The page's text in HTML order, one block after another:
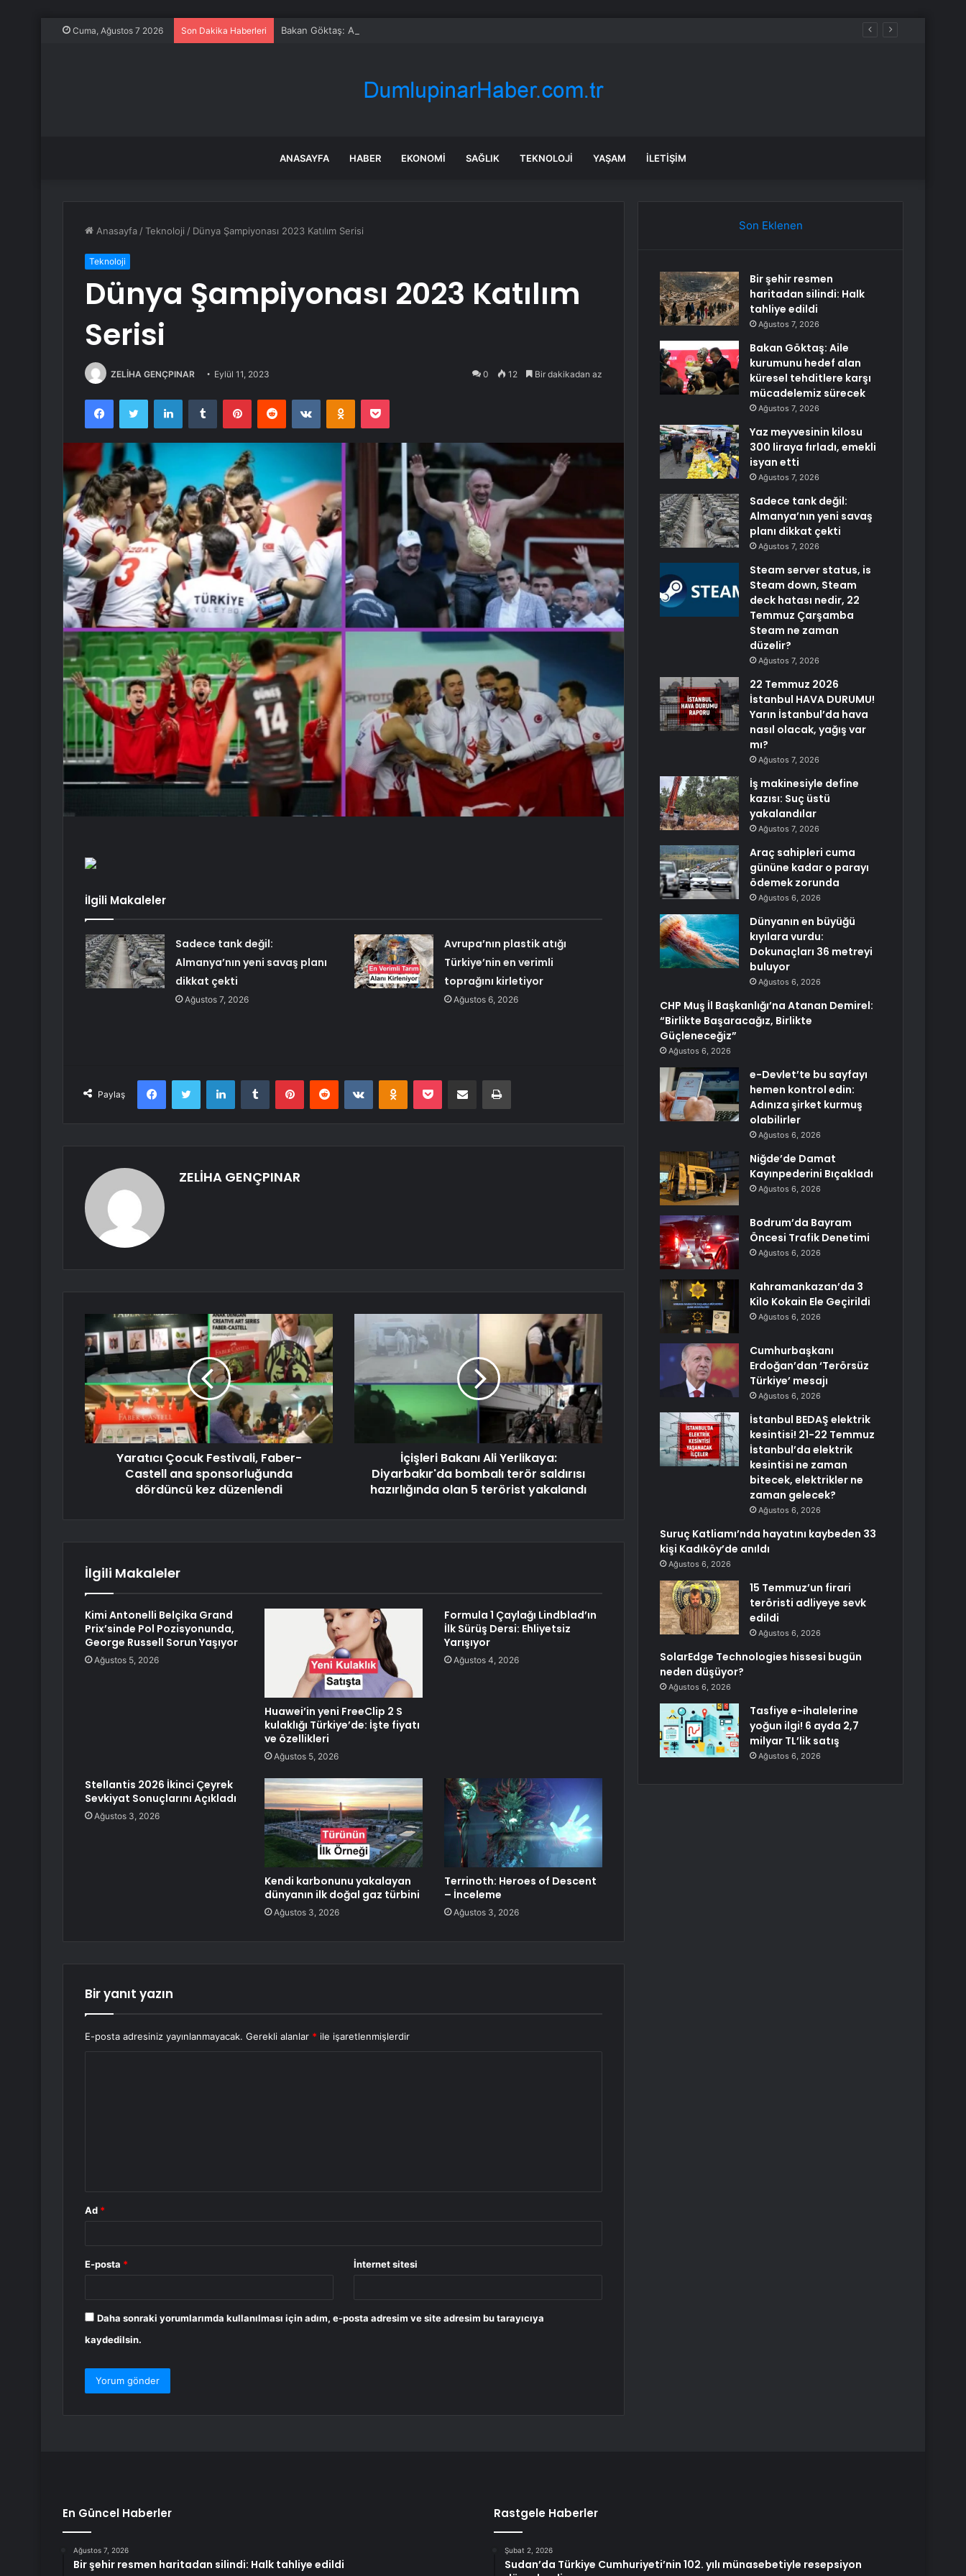
Cuma, Ağustos 7 2026 Son Dakika Haberleri Bakan Göktaş: Aile kurumunu hedef alan küresel tehditlere karşı mücadelemiz sürecek
ANASAYFA HABER EKONOMI SAĞLIK TEKNOLOJI YAŞAM İLETIŞIM
Anasayfa /Teknoloji / Dünya Şampiyonası 2023 Katılım Serisi
Teknoloji
Dünya Şampiyonası 2023 Katılım
Serisi
ZELİHA GENÇPINAR Eylül 11, 2023 0 12 Bir dakikadan az
FacebookTwitter LinkedInTumblr PinterestReddit VKontakteOdnoklassniki
Pocket
İlgili Makaleler
Sadece tank değil:
Almanya’nın yeni savaş planı
dikkat çekti
Ağustos 7, 2026
Avrupa’nın plastik atığı
Türkiye’nin en verimli
toprağını kirletiyor
Ağustos 6, 2026
Paylaş
FacebookTwitter LinkedInTumblr PinterestReddit VKontakteOdnoklassniki
Pocket E-Posta ile paylaş Yazdır
ZELİHA GENÇPINAR
Yaratıcı Çocuk Festivali, Faber-
Castell ana sponsorluğunda
dördüncü kez düzenlendi
İçişleri Bakanı Ali Yerlikaya:
Diyarbakır'da bombalı terör saldırısı
hazırlığında olan 5 terörist yakalandı
İlgili Makaleler
Kimi Antonelli Belçika Grand
Prix’sinde Pol Pozisyonunda,
George Russell Sorun Yaşıyor
Ağustos 5, 2026
Huawei’in yeni FreeClip 2 S
kulaklığı Türkiye’de: İşte fiyatı
ve özellikleri
Ağustos 5, 2026
Formula 1 Çaylağı Lindblad’ın
İlk Sürüş Dersi: Ehliyetsiz
Yarışıyor
Ağustos 4, 2026
Stellantis 2026 İkinci Çeyrek
Sevkiyat Sonuçlarını Açıkladı
Ağustos 3, 2026
Kendi karbonunu yakalayan
dünyanın ilk doğal gaz türbini
Ağustos 3, 2026
Terrinoth: Heroes of Descent
– İnceleme
Ağustos 3, 2026
Bir yanıt yazın
E-posta adresiniz yayınlanmayacak. Gerekli alanlar * ile işaretlenmişlerdir
Ad *
E-posta * İnternet sitesi
Daha sonraki yorumlarımda kullanılması için adım, e-posta adresim ve site adresim bu tarayıcıya
kaydedilsin.
Son Eklenen
Bir şehir resmen
haritadan silindi: Halk
tahliye edildi
Ağustos 7, 2026
Bakan Göktaş: Aile
kurumunu hedef alan
küresel tehditlere karşı
mücadelemiz sürecek
Ağustos 7, 2026
Yaz meyvesinin kilosu
300 liraya fırladı, emekli
isyan etti
Ağustos 7, 2026
Sadece tank değil:
Almanya’nın yeni savaş
planı dikkat çekti
Ağustos 7, 2026
Steam server status, is
Steam down, Steam
deck hatası nedir, 22
Temmuz Çarşamba
Steam ne zaman
düzelir?
Ağustos 7, 2026
22 Temmuz 2026
İstanbul HAVA DURUMU!
Yarın İstanbul’da hava
nasıl olacak, yağış var
mı?
Ağustos 7, 2026
İş makinesiyle define
kazısı: Suç üstü
yakalandılar
Ağustos 7, 2026
Araç sahipleri cuma
gününe kadar o parayı
ödemek zorunda
Ağustos 6, 2026
Dünyanın en büyüğü
kıyılara vurdu:
Dokunaçları 36 metreyi
buluyor
Ağustos 6, 2026
CHP Muş İl Başkanlığı’na Atanan Demirel:
“Birlikte Başaracağız, Birlikte
Güçleneceğiz”
Ağustos 6, 2026
e-Devlet’te bu sayfayı
hemen kontrol edin:
Adınıza şirket kurmuş
olabilirler
Ağustos 6, 2026
Niğde’de Damat
Kayınpederini Bıçakladı
Ağustos 6, 2026
Bodrum’da Bayram
Öncesi Trafik Denetimi
Ağustos 6, 2026
Kahramankazan’da 3
Kilo Kokain Ele Geçirildi
Ağustos 6, 2026
Cumhurbaşkanı
Erdoğan’dan ‘Terörsüz
Türkiye’ mesajı
Ağustos 6, 2026
İstanbul BEDAŞ elektrik
kesintisi! 21-22 Temmuz
İstanbul’da elektrik
kesintisi ne zaman
bitecek, elektrikler ne
zaman gelecek?
Ağustos 6, 2026
Suruç Katliamı’nda hayatını kaybeden 33
kişi Kadıköy’de anıldı
Ağustos 6, 2026
15 Temmuz’un firari
teröristi adliyeye sevk
edildi
Ağustos 6, 2026
SolarEdge Technologies hissesi bugün
neden düşüyor?
Ağustos 6, 2026
Tasfiye e-ihalelerine
yoğun ilgi! 6 ayda 2,7
milyar TL’lik satış
Ağustos 6, 2026
En Güncel Haberler
Ağustos 7, 2026
Bir şehir resmen haritadan silindi: Halk tahliye edildi
Rastgele Haberler
Şubat 2, 2026
Sudan’da Türkiye Cumhuriyeti’nin 102. yılı münasebetiyle resepsiyon